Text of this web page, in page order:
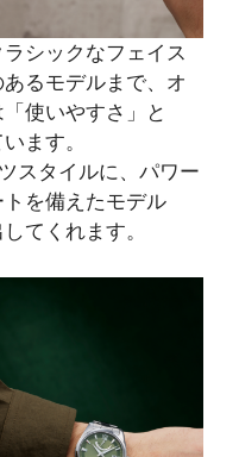
シックなフェイス
るモデルまで、オ
使いやすさ」と
ます。
スタイルに、パワー
を備えたモデル
てくれます。